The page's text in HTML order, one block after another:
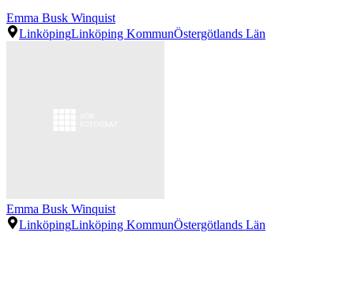
Emma Busk Winquist
LinköpingLinköping KommunÖstergötlands Län
Emma Busk Winquist
LinköpingLinköping KommunÖstergötlands Län